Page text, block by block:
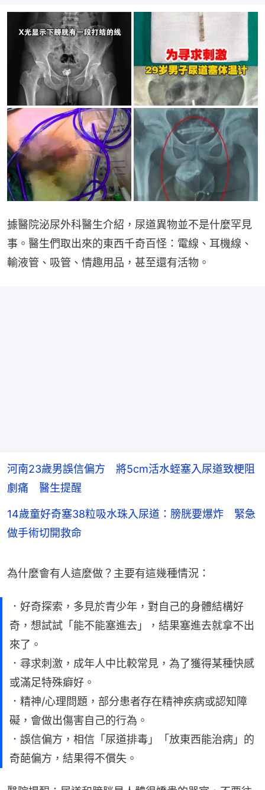
據醫院泌尿外科醫生介紹，尿道異物並不是什麼罕見
事。醫生們取出來的東西千奇百怪：電線、耳機線、
輸液管、吸管、情趣用品，甚至還有活物。
河南23歲男誤信偏方 將5cm活水蛭塞入尿道致梗阻
劇痛 醫生提醒
14歲童好奇塞38粒吸水珠入尿道：膀胱要爆炸 緊急
做手術切開救命
為什麼會有人這麼做？主要有這幾種情況：
．好奇探索，多見於青少年，對自己的身體結構好
奇，想試試「能不能塞進去」，結果塞進去就拿不出
來了。
．尋求刺激，成年人中比較常見，為了獲得某種快感
或滿足特殊癖好。
．精神/心理問題，部分患者存在精神疾病或認知障
礙，會做出傷害自己的行為。
．誤信偏方，相信「尿道排毒」「放東西能治病」的
奇葩偏方，結果得不償失。